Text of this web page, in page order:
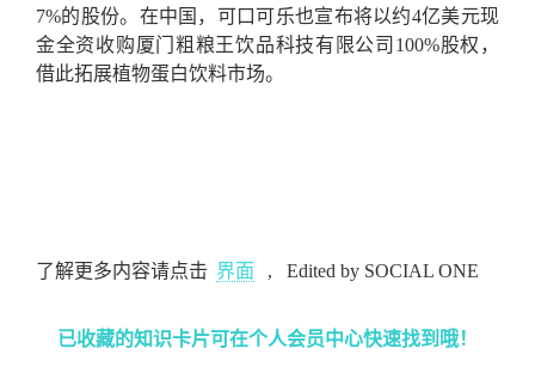
7%的股份。在中国，可口可乐也宣布将以约4亿美元现
金全资收购厦门粗粮王饮品科技有限公司100%股权，
借此拓展植物蛋白饮料市场。
了解更多内容请点击 界面 , Edited by SOCIAL ONE
已收藏的知识卡片可在个人会员中心快速找到哦！